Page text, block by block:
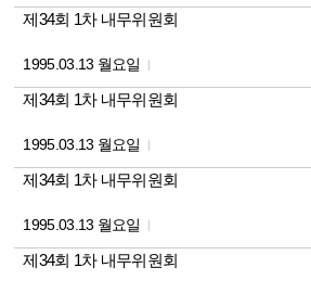
제34회 1차 내무위원회
1995.03.13 월요일
제34회 1차 내무위원회
1995.03.13 월요일
제34회 1차 내무위원회
1995.03.13 월요일
제34회 1차 내무위원회